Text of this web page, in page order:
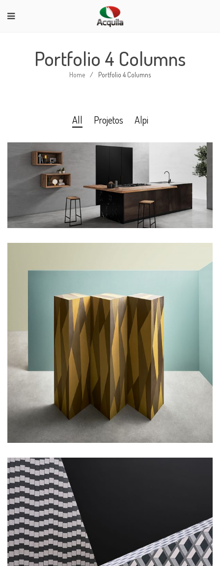
Portfolio 4 Columns
Home / Portfolio 4 Columns
All Projetos Alpi